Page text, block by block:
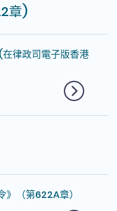
章)
律政司電子版香港
》（第622A章）